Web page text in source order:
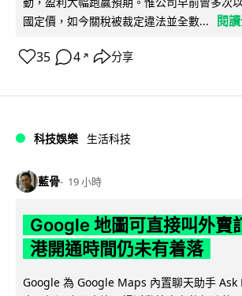
國定價，如今關稅被裁定違法並全數...
閱
35 4 ↗ 分享
科技娛樂 生活科技
藍骨 19 小時
Google 地圖可直接叫外
港開通時間仍未有着落
Google 為 Google Maps 內置聊天助手 Ask